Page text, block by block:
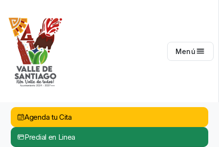
Menú
Agenda tu Cita
Predial en Linea